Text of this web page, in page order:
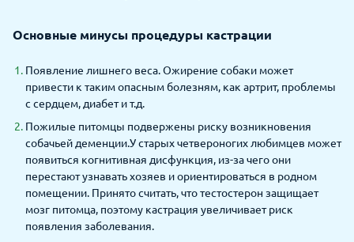
Основные минусы процедуры кастрации
Появление лишнего веса. Ожирение собаки может
привести к таким опасным болезням, как артрит, проблемы
с сердцем, диабет и т.д.
Пожилые питомцы подвержены риску возникновения
собачьей деменции.У старых четвероногих любимцев может
появиться когнитивная дисфункция, из-за чего они
перестают узнавать хозяев и ориентироваться в родном
помещении. Принято считать, что тестостерон защищает
мозг питомца, поэтому кастрация увеличивает риск
появления заболевания.